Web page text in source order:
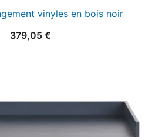
vinyles en bois noir
379,05 €